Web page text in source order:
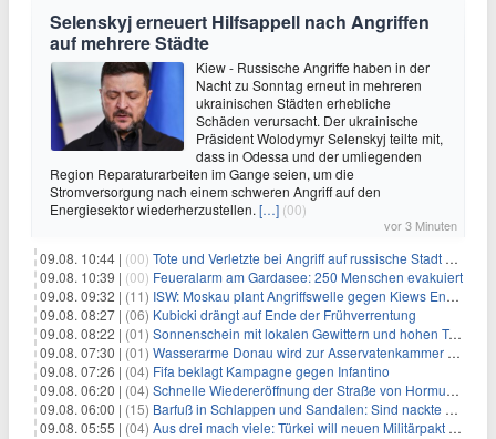
Selenskyj erneuert Hilfsappell nach Angriffen
auf mehrere Städte
Kiew - Russische Angriffe haben in der
Nacht zu Sonntag erneut in mehreren
ukrainischen Städten erhebliche
Schäden verursacht. Der ukrainische
Präsident Wolodymyr Selenskyj teilte mit,
dass in Odessa und der umliegenden
Region Reparaturarbeiten im Gange seien, um die
Stromversorgung nach einem schweren Angriff auf den
Energiesektor wiederherzustellen. […] (00)
vor 3 Minuten
09.08. 10:44 | (00) Tote und Verletzte bei Angriff auf russische Stadt Belgorod
09.08. 10:39 | (00) Feueralarm am Gardasee: 250 Menschen evakuiert
09.08. 09:32 | (11) ISW: Moskau plant Angriffswelle gegen Kiews Energieinfrastruktur
09.08. 08:27 | (06) Kubicki drängt auf Ende der Frühverrentung
09.08. 08:22 | (01) Sonnenschein mit lokalen Gewittern und hohen Temperaturen
09.08. 07:30 | (01) Wasserarme Donau wird zur Asservatenkammer der Geschichte
09.08. 07:26 | (04) Fifa beklagt Kampagne gegen Infantino
09.08. 06:20 | (04) Schnelle Wiedereröffnung der Straße von Hormus ungewiss
09.08. 06:00 | (15) Barfuß in Schlappen und Sandalen: Sind nackte Füße eklig?
09.08. 05:55 | (04) Aus drei mach viele: Türkei will neuen Militärpakt erweitern